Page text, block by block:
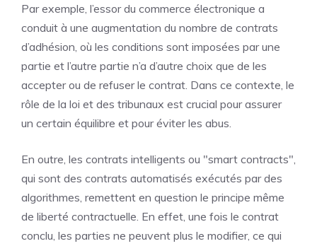
Par exemple, l’essor du commerce électronique a
conduit à une augmentation du nombre de contrats
d’adhésion, où les conditions sont imposées par une
partie et l’autre partie n’a d’autre choix que de les
accepter ou de refuser le contrat. Dans ce contexte, le
rôle de la loi et des tribunaux est crucial pour assurer
un certain équilibre et pour éviter les abus.
En outre, les contrats intelligents ou "smart contracts",
qui sont des contrats automatisés exécutés par des
algorithmes, remettent en question le principe même
de liberté contractuelle. En effet, une fois le contrat
conclu, les parties ne peuvent plus le modifier, ce qui